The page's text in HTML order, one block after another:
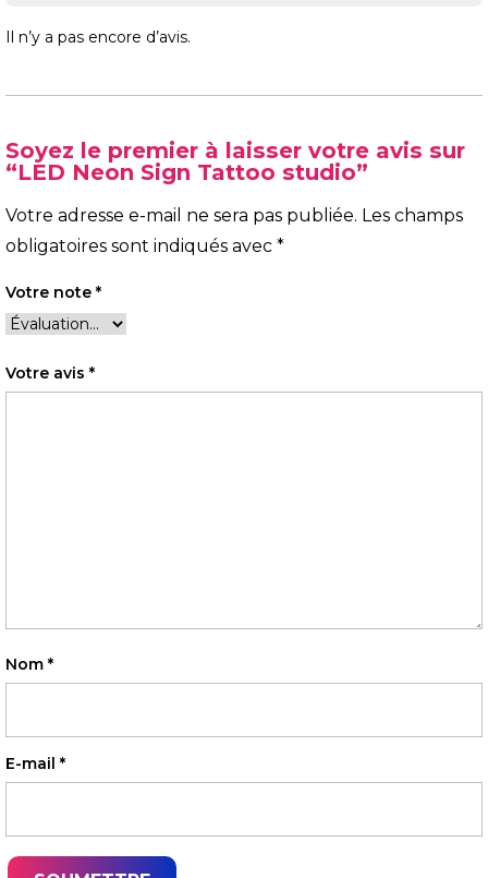
Il n’y a pas encore d’avis.
Soyez le premier à laisser votre avis sur
“LED Neon Sign Tattoo studio”
Votre adresse e-mail ne sera pas publiée. Les champs
obligatoires sont indiqués avec *
Votre note *
Votre avis *
Nom *
E-mail *